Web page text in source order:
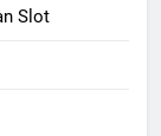
Slot